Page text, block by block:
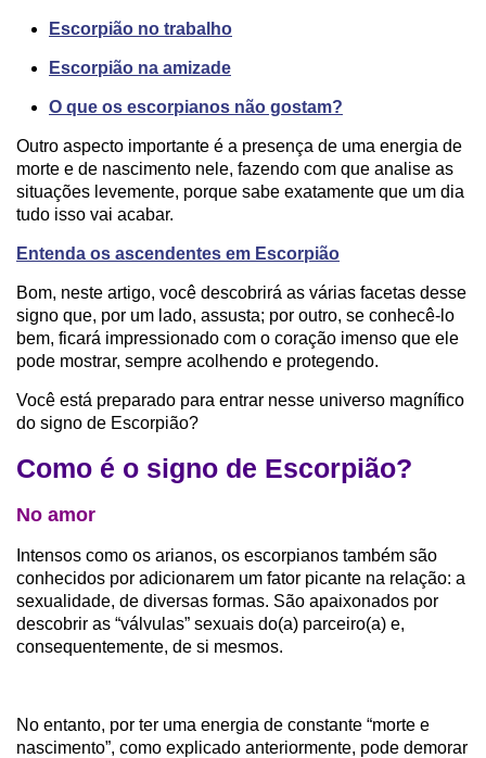
Escorpião no trabalho
Escorpião na amizade
O que os escorpianos não gostam?
Outro aspecto importante é a presença de uma energia de
morte e de nascimento nele, fazendo com que analise as
situações levemente, porque sabe exatamente que um dia
tudo isso vai acabar.
Entenda os ascendentes em Escorpião
Bom, neste artigo, você descobrirá as várias facetas desse
signo que, por um lado, assusta; por outro, se conhecê-lo
bem, ficará impressionado com o coração imenso que ele
pode mostrar, sempre acolhendo e protegendo.
Você está preparado para entrar nesse universo magnífico
do signo de Escorpião?
Como é o signo de Escorpião?
No amor
Intensos como os arianos, os escorpianos também são
conhecidos por adicionarem um fator picante na relação: a
sexualidade, de diversas formas. São apaixonados por
descobrir as “válvulas” sexuais do(a) parceiro(a) e,
consequentemente, de si mesmos.
No entanto, por ter uma energia de constante “morte e
nascimento”, como explicado anteriormente, pode demorar